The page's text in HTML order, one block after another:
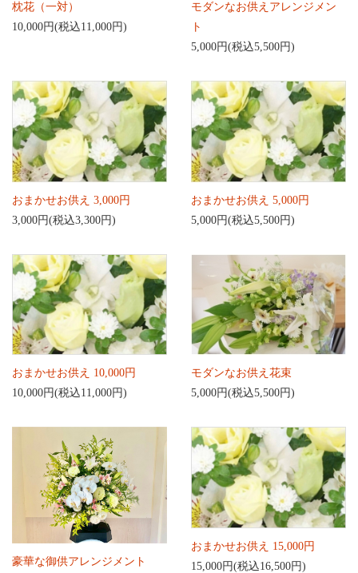
枕花（一対）
10,000円(税込11,000円)
モダンなお供えアレンジメン
ト
5,000円(税込5,500円)
おまかせお供え 3,000円
3,000円(税込3,300円)
おまかせお供え 5,000円
5,000円(税込5,500円)
おまかせお供え 10,000円
10,000円(税込11,000円)
モダンなお供え花束
5,000円(税込5,500円)
豪華な御供アレンジメント
おまかせお供え 15,000円
15,000円(税込16,500円)